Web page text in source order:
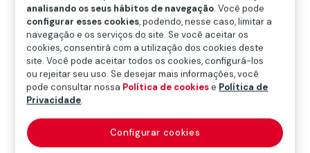
V
W X Y Z
Dicionário MAPFRE de Seguros
endowment
insurance
analisando os seus hábitos de navegação. Você pode
configurar esses cookies, podendo, nesse caso, limitar a
navegação e os serviços do site. Se você aceitar os
cookies, consentirá com a utilização dos cookies deste
site. Você pode aceitar todos os cookies, configurá-los
ou rejeitar seu uso. Se desejar mais informações, você
pode consultar nossa Política de cookiese Política de
Privacidade.
Configurar cookies